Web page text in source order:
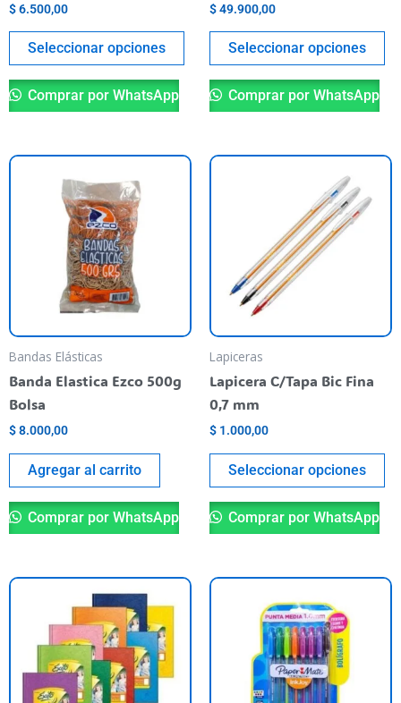
$6.500,00
Seleccionar opciones
Comprar por WhatsApp
$49.900,00
Seleccionar opciones
Comprar por WhatsApp
Bandas Elásticas
Banda Elastica Ezco 500g
Bolsa
$8.000,00
Agregar al carrito
Comprar por WhatsApp
Lapiceras
Lapicera C/Tapa Bic Fina
0,7 mm
$ 1.000,00
Seleccionar opciones
Comprar por WhatsApp
This